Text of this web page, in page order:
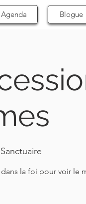
Agenda Blogue
Sanctuaire
la foi pour voir le